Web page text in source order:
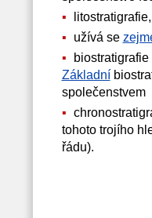
užívá se
Základní
společenstvem
tohoto trojího
řádu).